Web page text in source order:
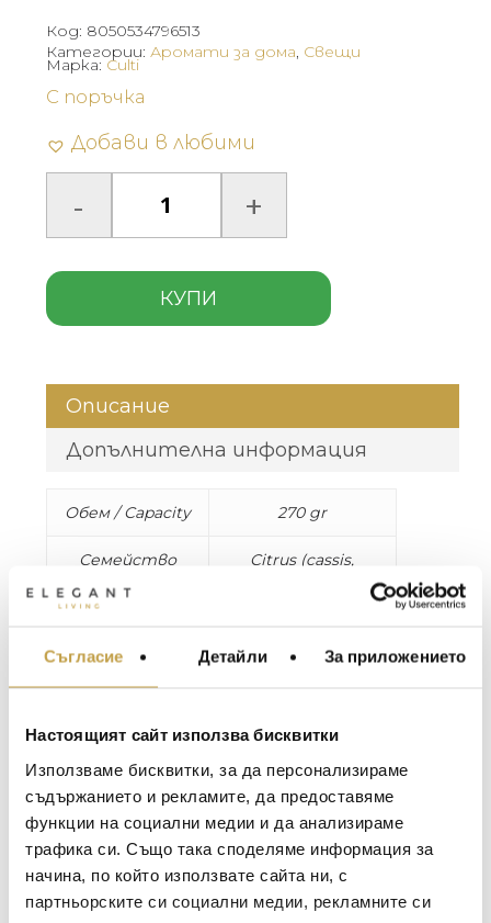
Съгласие Детайли За приложението
Настоящият сайт използва бисквитки
Използваме бисквитки, за да персонализираме
съдържанието и рекламите, да предоставяме
функции на социални медии и да анализираме
трафика си. Също така споделяме информация за
начина, по който използвате сайта ни, с
партньорските си социални медии, рекламните си
Код: 8050534796513
Категории: Аромати за дома, Свещи
С поръчка
Добави в любими
КУПИ
Марка: Culti
Описание
Допълнителна информация
Обем / Capacity 270 gr
Семейство
аромати /
Olfactory family
Citrus (cassis,
Свещите на CULTI MILANO са
изключителни дизайнерски обекти,
елегантна простота, които изпълват
всяка стая с мека, мечтана атмосфера.
Ароматите на свещите предизвикват
усещане за различни светове, които
могат да се съчетаят хармонично в танц
на ухаеща светлина. Esperide: Ранно
пролетно време, откраднало няколко часа
от зимата, сред дъждовни капки,
МЕБЕЛИ ЗА ДОМА И
ЗА МАСАТА
ТЕКСТИЛ ЗА ДОМА
АРОМАТИ ЗА ДОМА
ИЗКУСТВО И КНИГИ
BACCARAT
TOM DIXON
MICHAEL ARAM
ASSOULINE